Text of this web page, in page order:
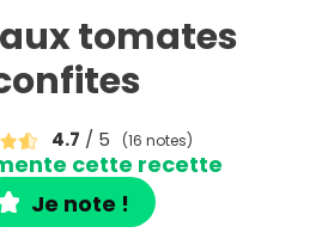
tomates
4.7 / 5 (16 notes)
cette recette
Je note !